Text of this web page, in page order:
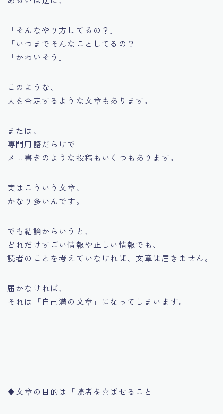
「そんなやり方してるの？」
「いつまでそんなことしてるの？」
「かわいそう」
このような、
人を否定するような文章もあります。
または、
専門用語だらけで
メモ書きのような投稿もいくつもあります。
実はこういう文章、
かなり多いんです。
でも結論からいうと、
どれだけすごい情報や正しい情報でも、
読者のことを考えていなければ、文章は届きません。
届かなければ、
それは「自己満の文章」になってしまいます。
♦︎文章の目的は「読者を喜ばせること」